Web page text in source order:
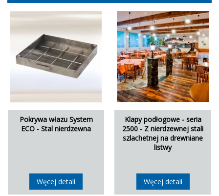
Pokrywa włazu System
ECO - Stal nierdzewna
Węcej detali
Klapy podłogowe - seria
2500 - Z nierdzewnej stali
szlachetnej na drewniane
listwy
Węcej detali